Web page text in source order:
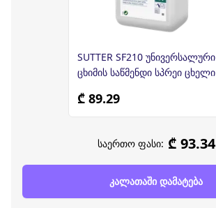
SUTTER SF210 უნივერსალური
ცხიმის საწმენდი სპრეი ცხელი
₾ 89.29
საერთო ფასი: ₾ 93.34
კალათაში დამატება